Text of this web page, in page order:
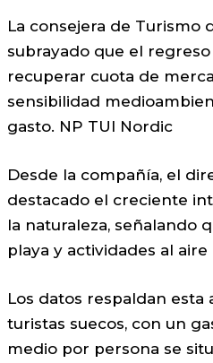
La consejera de Turismo
subrayado que el
recuperar cuota de
sensibilidad
gasto. NP TUI Nordic
Desde la compañía, el
destacado el creciente
la naturaleza, señalando
playa y actividades al
Los datos respaldan esta
turistas suecos, con un
medio por persona se